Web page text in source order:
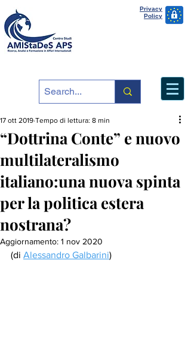
Privacy
Policy
“Dottrina Conte” e nuovo
multilateralismo
italiano:una nuova spinta
per la politica estera
nostrana?
17 ott 2019 Tempo di lettura: 8 min
Aggiornamento: 1 nov 2020
(di Alessandro Galbarini)